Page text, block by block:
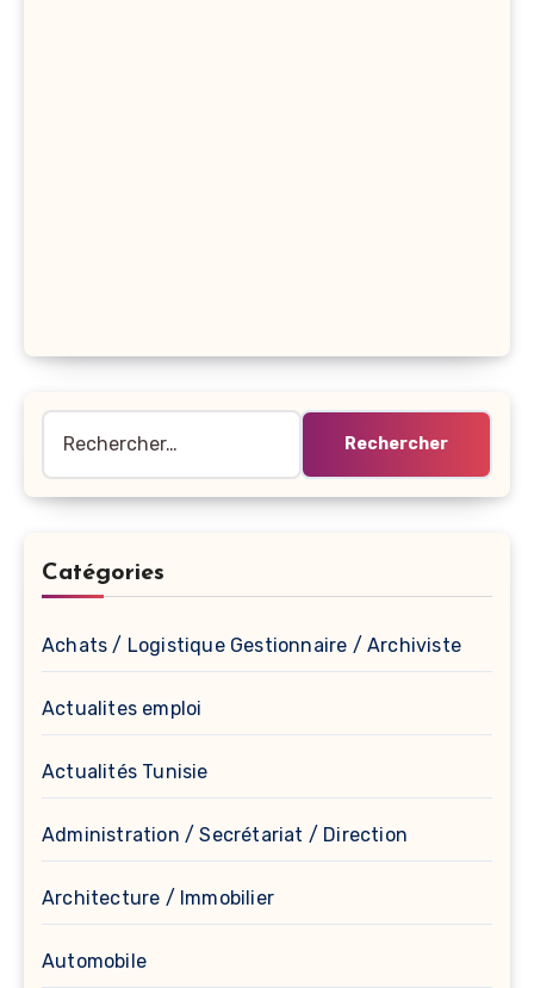
Catégories
Achats / Logistique Gestionnaire / Archiviste
Actualites emploi
Actualités Tunisie
Administration / Secrétariat / Direction
Architecture / Immobilier
Automobile